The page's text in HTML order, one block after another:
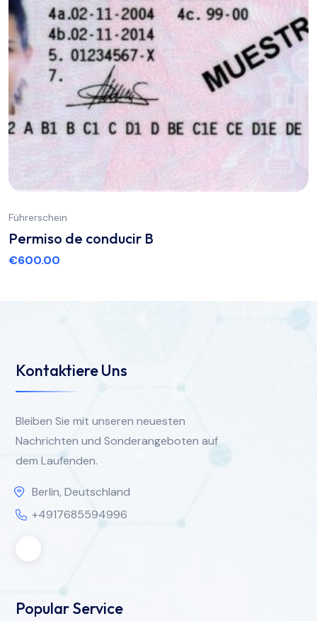
Führerschein
Permiso de conducir B
€600.00
Kontaktiere Uns
Bleiben Sie mit unseren neuesten
Nachrichten und Sonderangeboten auf
dem Laufenden.
Berlin, Deutschland
+4917685594996
Popular Service